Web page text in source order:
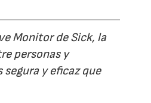
Monitor de Sick, la
personas y
segura y eficaz que